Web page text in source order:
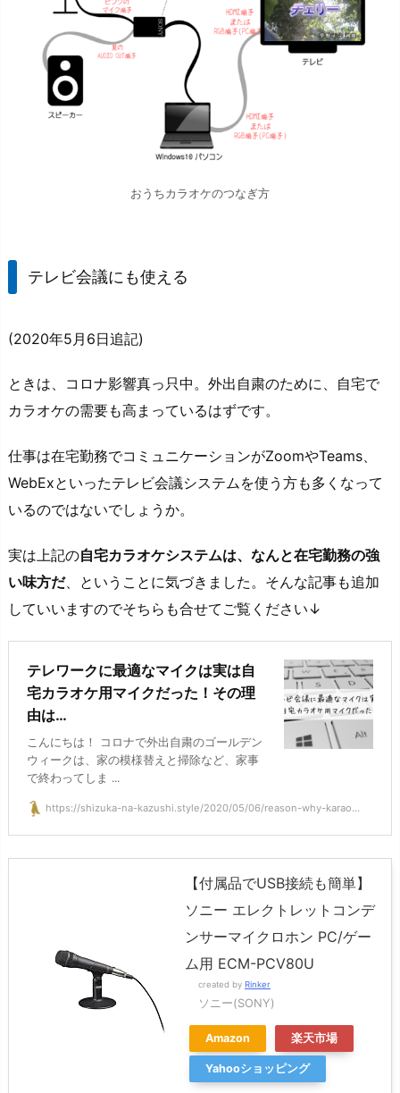
おうちカラオケのつなぎ方
テレビ会議にも使える
(2020年5月6日追記)
ときは、コロナ影響真っ只中。外出自粛のために、自宅で
カラオケの需要も高まっているはずです。
仕事は在宅勤務でコミュニケーションがZoomやTeams、
WebExといったテレビ会議システムを使う方も多くなって
いるのではないでしょうか。
実は上記の自宅カラオケシステムは、なんと在宅勤務の強
い味方だ、ということに気づきました。そんな記事も追加
していいますのでそちらも合せてご覧ください↓
テレワークに最適なマイクは実は自
宅カラオケ用マイクだった！その理
由は…
こんにちは！ コロナで外出自粛のゴールデン
ウィークは、家の模様替えと掃除など、家事
で終わってしま ...
https://shizuka-na-kazushi.style/2020/05/06/reason-why-karao...
【付属品でUSB接続も簡単】
ソニー エレクトレットコンデ
ンサーマイクロホン PC/ゲー
ム用 ECM-PCV80U
created by Rinker
ソニー(SONY)
Amazon 楽天市場
Yahooショッピング